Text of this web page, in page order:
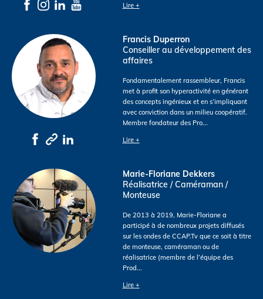
Lire +
Francis Duperron
Conseiller au développement des
affaires
Fondamentalement rassembleur, Francis
met à profit son hyperactivité en générant
des concepts ingénieux et en s’impliquant
avec conviction dans un milieu coopératif.
Membre fondateur des Pro...
Lire +
Marie-Floriane Dekkers
Réalisatrice / Caméraman /
Monteuse
De 2013 à 2019, Marie-Floriane a
participé à de nombreux projets diffusés
sur les ondes de CCAP.Tv que ce soit à titre
de monteuse, caméraman ou de
réalisatrice (membre de l’équipe des
Prod...
Lire +